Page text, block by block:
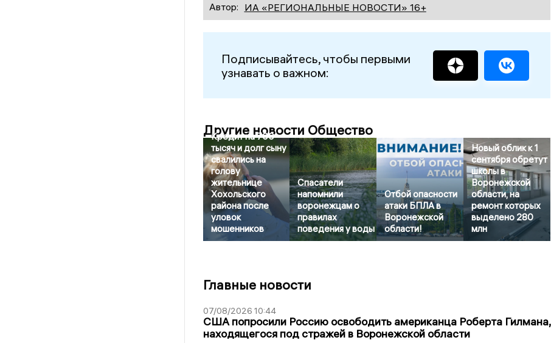
Автор: ИА «РЕГИОНАЛЬНЫЕ НОВОСТИ» 16+
Подписывайтесь, чтобы первыми
узнавать о важном:
Другие новости Общество
Кредит на 700
тысяч и долг сыну
свалились на
голову
жительнице
Хохольского
района после
уловок
мошенников
Спасатели
напомнили
воронежцам о
правилах
поведения у воды
Отбой опасности
атаки БПЛА в
Воронежской
области!
Новый облик к 1
сентября обретут
школы в
Воронежской
области, на
ремонт которых
выделено 280
млн
Главные новости
07/08/2026 10:44
США попросили Россию освободить американца Роберта Гилмана,
находящегося под стражей в Воронежской области